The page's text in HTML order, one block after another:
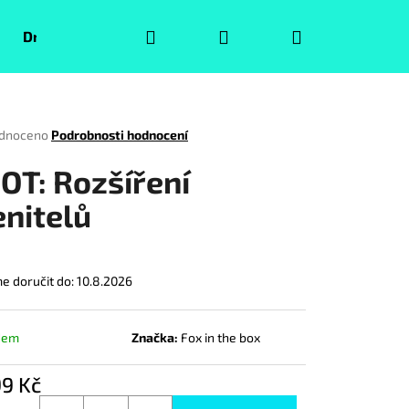
Druhá jakost Pokémoni Volný čas
Přihlášení
Podrobnosti hodnocení
Rozšíření
doručit do:10.8.2026
Značka: Fox in the box
Kč